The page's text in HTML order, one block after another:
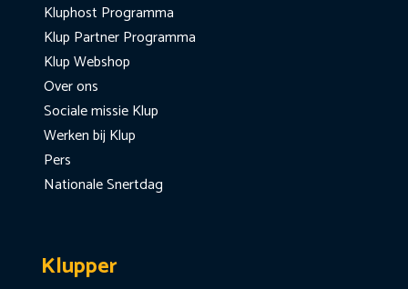
Kluphost Programma
Klup Partner Programma
Klup Webshop
Over ons
Sociale missie Klup
Werken bij Klup
Pers
Nationale Snertdag
Klupper